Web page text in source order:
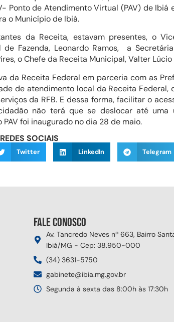
Ponto de Atendimento Virtual (PAV) de
o Município de Ibiá.
da Receita, estavam presentes, o
de Fazenda, Leonardo Ramos, a
o Chefe da Receita Municipal, Valter
da Receita Federal em parceria com as
de atendimento local da Receita Federal,
da RFB. E dessa forma, facilitar o
não terá que se deslocar até uma
PAV foi inaugurado no dia 28 de maio.
SOCIAIS
Twitter LinkedIn Telegram
Fale conosco
Av. Tancredo Neves nº 663, Bairro
Ibiá/MG - Cep: 38.950-000
(34) 3631-5750
gabinete@ibia.mg.gov.br
Segunda à sexta das 8:00h às 17:30h